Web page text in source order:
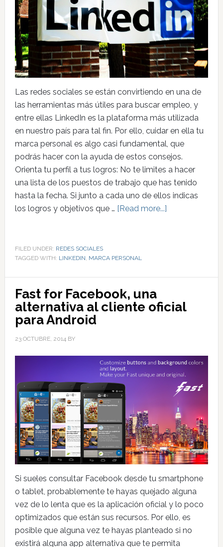
Las redes sociales se están convirtiendo en una de
las herramientas más útiles para buscar empleo, y
entre ellas LinkedIn es la plataforma más utilizada
en nuestro país para tal fin. Por ello, cuidar en ella tu
marca personal es algo casi fundamental, que
podrás hacer con la ayuda de estos consejos.
Orienta tu perfil a tus logros: No te limites a hacer
una lista de los puestos de trabajo que has tenido
hasta la fecha. Si junto a cada uno de ellos indicas
los logros y objetivos que … [Read more...]
FILED UNDER: REDES SOCIALES
TAGGED WITH: LINKEDIN, MARCA PERSONAL
Fast for Facebook, una
alternativa al cliente oficial
para Android
23 OCTUBRE, 2014BY
Si sueles consultar Facebook desde tu smartphone
o tablet, probablemente te hayas quejado alguna
vez de lo lenta que es la aplicación oficial y lo poco
optimizados que están sus recursos. Por ello, es
posible que alguna vez te hayas planteado si no
existirá alguna app alternativa que te permita